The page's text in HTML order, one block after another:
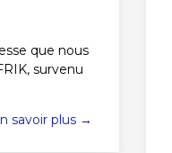
que nous
survenu
savoir plus →